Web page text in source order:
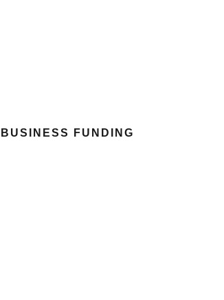
BUSINESS FUNDING